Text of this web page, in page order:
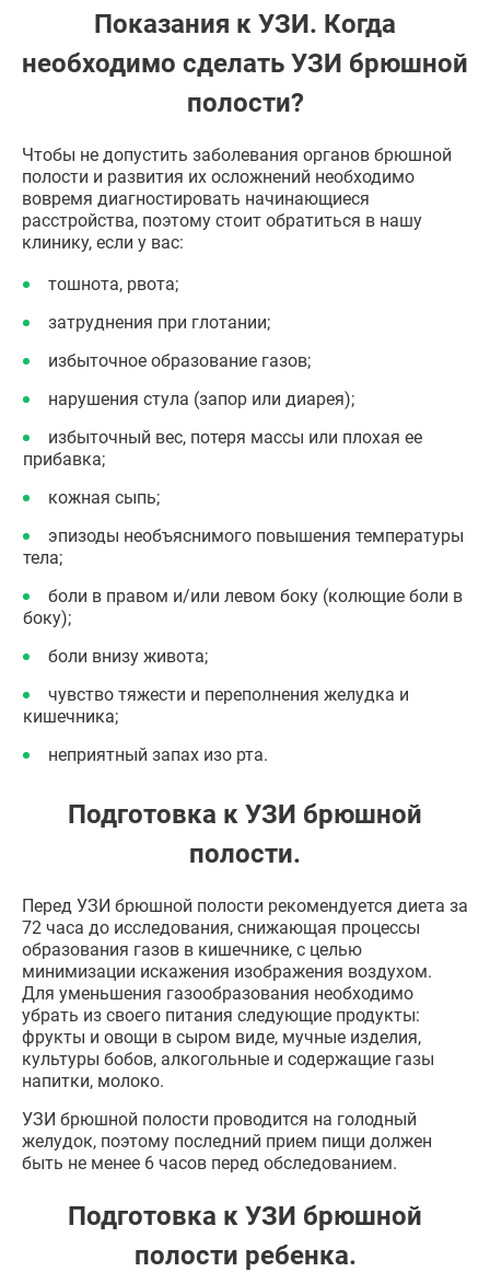
Показания к УЗИ. Когда
необходимо сделать УЗИ брюшной
полости?
Чтобы не допустить заболевания органов брюшной
полости и развития их осложнений необходимо
вовремя диагностировать начинающиеся
расстройства, поэтому стоит обратиться в нашу
клинику, если у вас:
тошнота, рвота;
затруднения при глотании;
избыточное образование газов;
нарушения стула (запор или диарея);
избыточный вес, потеря массы или плохая ее
прибавка;
кожная сыпь;
эпизоды необъяснимого повышения температуры
тела;
боли в правом и/или левом боку (колющие боли в
боку);
боли внизу живота;
чувство тяжести и переполнения желудка и
кишечника;
неприятный запах изо рта.
Подготовка к УЗИ брюшной
полости.
Перед УЗИ брюшной полости рекомендуется диета за
72 часа до исследования, снижающая процессы
образования газов в кишечнике, с целью
минимизации искажения изображения воздухом.
Для уменьшения газообразования необходимо
убрать из своего питания следующие продукты:
фрукты и овощи в сыром виде, мучные изделия,
культуры бобов, алкогольные и содержащие газы
напитки, молоко.
УЗИ брюшной полости проводится на голодный
желудок, поэтому последний прием пищи должен
быть не менее 6 часов перед обследованием.
Подготовка к УЗИ брюшной
полости ребенка.